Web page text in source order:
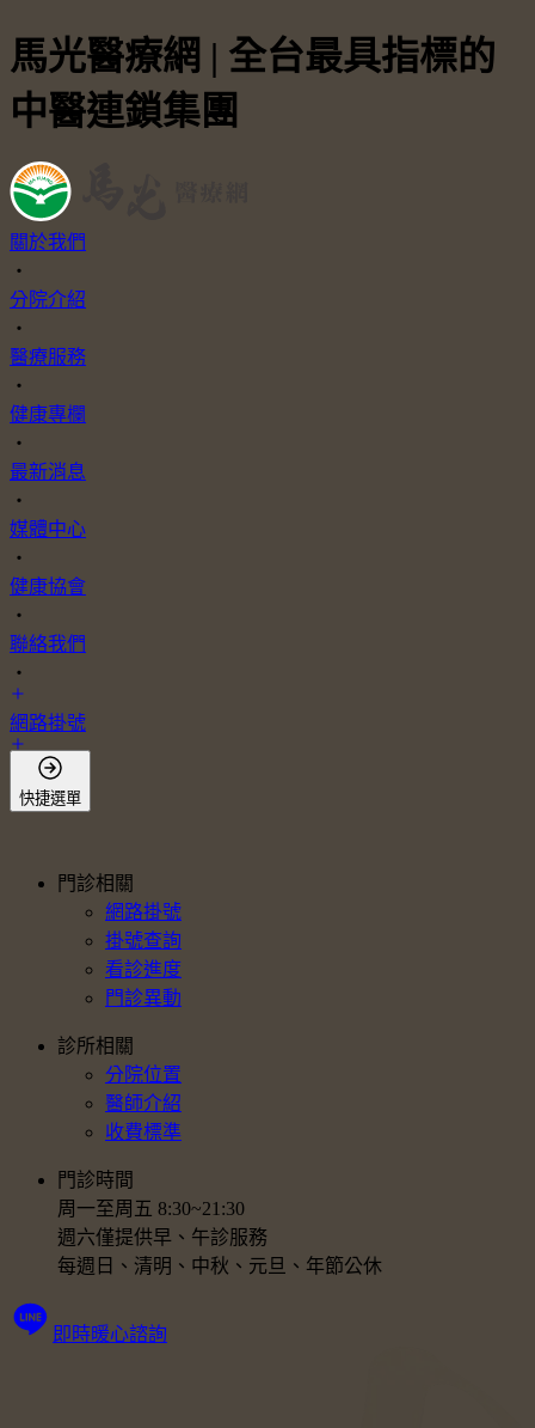
馬光醫療網 | 全台最具指標的
中醫連鎖集團
關於我們
・
分院介紹
・
醫療服務
・
健康專欄
・
最新消息
・
媒體中心
・
健康協會
・
聯絡我們
・
網路掛號
會員登入
快捷選單
門診相關
網路掛號
掛號查詢
看診進度
門診異動
診所相關
分院位置
醫師介紹
收費標準
門診時間
周一至周五 8:30~21:30
週六僅提供早、午診服務
每週日、清明、中秋、元旦、年節公休
即時暖心諮詢